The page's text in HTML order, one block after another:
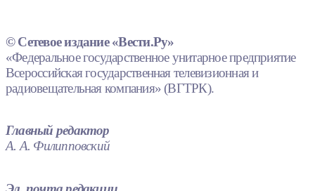
© Сетевое издание «Вести.Ру»
«Федеральное государственное унитарное предприятие
Всероссийская государственная телевизионная и
радиовещательная компания» (ВГТРК).
Главный редактор
А. А. Филипповский